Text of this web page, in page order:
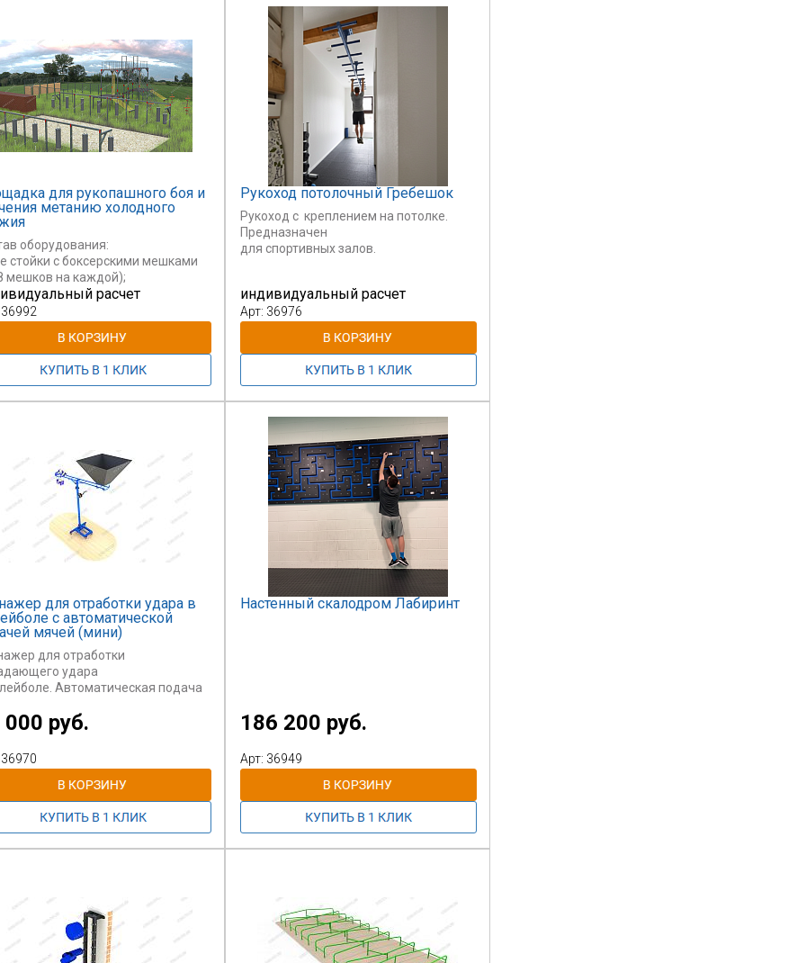
для рукопашного боя и
метанию холодного
оборудования:
стойки с боксерскими мешками
мешков на каждой);
для отработки ударов (8
для метания холодного
(5 шт);
площадки для метания
оружия (комплект);
штурмовая площадка (2
2 наклонные сетки для
спуск).
расчет
Рукоход потолочный Гребешок
Рукоход с креплением на потолке.
Предназначен
для спортивных залов.
например,
для аэройоги.
индивидуальный расчет
Арт: 36976
для отработки удара в
с автоматической
мячей (мини)
для отработки
удара
Автоматическая подача
корзины. Загрузка мячей в
вручную.
высота подачи мячей.
корзина для загрузки мячей
высоты тренажера.
000 руб.
Настенный скалодром Лабиринт
186 200 руб.
Арт: 36949